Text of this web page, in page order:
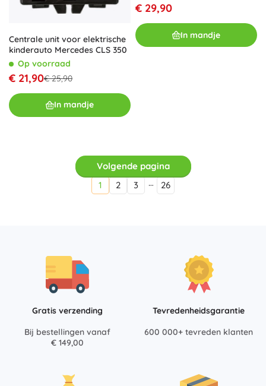
Centrale unit voor elektrische
kinderauto Mercedes CLS 350
Op voorraad
€ 21,90€ 25,90
In mandje
€ 29,90
In mandje
Volgende pagina
1
2 3 … 26
Gratis verzending
Bij bestellingen vanaf
€ 149,00
Tevredenheidsgarantie
600 000+ tevreden klanten